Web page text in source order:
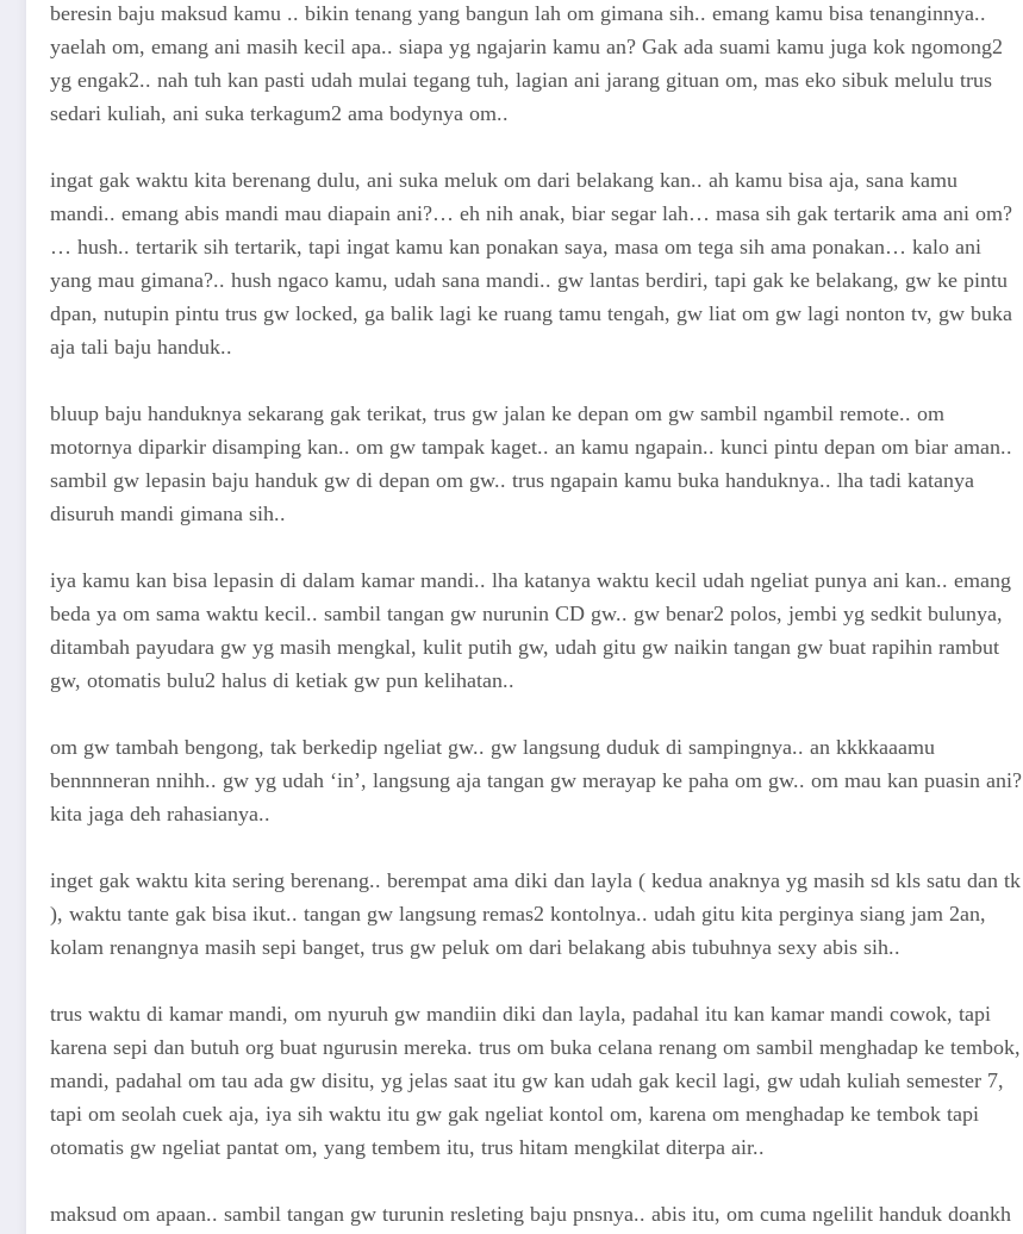
beresin baju maksud kamu .. bikin tenang yang bangun lah om gimana sih.. emang kamu bisa tenanginnya..
yaelah om, emang ani masih kecil apa.. siapa yg ngajarin kamu an? Gak ada suami kamu juga kok ngomong2
yg engak2.. nah tuh kan pasti udah mulai tegang tuh, lagian ani jarang gituan om, mas eko sibuk melulu trus
sedari kuliah, ani suka terkagum2 ama bodynya om..
ingat gak waktu kita berenang dulu, ani suka meluk om dari belakang kan.. ah kamu bisa aja, sana kamu
mandi.. emang abis mandi mau diapain ani?… eh nih anak, biar segar lah… masa sih gak tertarik ama ani om?
… hush.. tertarik sih tertarik, tapi ingat kamu kan ponakan saya, masa om tega sih ama ponakan… kalo ani
yang mau gimana?.. hush ngaco kamu, udah sana mandi.. gw lantas berdiri, tapi gak ke belakang, gw ke pintu
dpan, nutupin pintu trus gw locked, ga balik lagi ke ruang tamu tengah, gw liat om gw lagi nonton tv, gw buka
aja tali baju handuk..
bluup baju handuknya sekarang gak terikat, trus gw jalan ke depan om gw sambil ngambil remote.. om
motornya diparkir disamping kan.. om gw tampak kaget.. an kamu ngapain.. kunci pintu depan om biar aman..
sambil gw lepasin baju handuk gw di depan om gw.. trus ngapain kamu buka handuknya.. lha tadi katanya
disuruh mandi gimana sih..
iya kamu kan bisa lepasin di dalam kamar mandi.. lha katanya waktu kecil udah ngeliat punya ani kan.. emang
beda ya om sama waktu kecil.. sambil tangan gw nurunin CD gw.. gw benar2 polos, jembi yg sedkit bulunya,
ditambah payudara gw yg masih mengkal, kulit putih gw, udah gitu gw naikin tangan gw buat rapihin rambut
gw, otomatis bulu2 halus di ketiak gw pun kelihatan..
om gw tambah bengong, tak berkedip ngeliat gw.. gw langsung duduk di sampingnya.. an kkkkaaamu
bennnneran nnihh.. gw yg udah ‘in’, langsung aja tangan gw merayap ke paha om gw.. om mau kan puasin ani?
kita jaga deh rahasianya..
inget gak waktu kita sering berenang.. berempat ama diki dan layla ( kedua anaknya yg masih sd kls satu dan tk
), waktu tante gak bisa ikut.. tangan gw langsung remas2 kontolnya.. udah gitu kita perginya siang jam 2an,
kolam renangnya masih sepi banget, trus gw peluk om dari belakang abis tubuhnya sexy abis sih..
trus waktu di kamar mandi, om nyuruh gw mandiin diki dan layla, padahal itu kan kamar mandi cowok, tapi
karena sepi dan butuh org buat ngurusin mereka. trus om buka celana renang om sambil menghadap ke tembok,
mandi, padahal om tau ada gw disitu, yg jelas saat itu gw kan udah gak kecil lagi, gw udah kuliah semester 7,
tapi om seolah cuek aja, iya sih waktu itu gw gak ngeliat kontol om, karena om menghadap ke tembok tapi
otomatis gw ngeliat pantat om, yang tembem itu, trus hitam mengkilat diterpa air..
maksud om apaan.. sambil tangan gw turunin resleting baju pnsnya.. abis itu, om cuma ngelilit handuk doankh